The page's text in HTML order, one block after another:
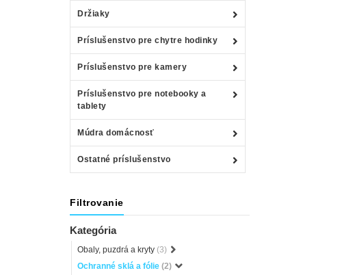
Držiaky
Príslušenstvo pre chytre hodinky
Príslušenstvo pre kamery
Príslušenstvo pre notebooky a
tablety
Múdra domácnosť
Ostatné príslušenstvo
Filtrovanie
Kategória
Obaly, puzdrá a kryty (3)
Ochranné sklá a fólie (2)